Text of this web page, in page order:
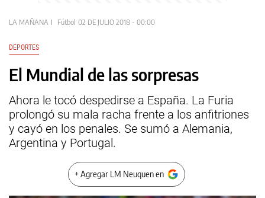
LA MAÑANA Fútbol 02 DE JULIO 2018 - 00:00
DEPORTES
El Mundial de las sorpresas
Ahora le tocó despedirse a España. La Furia
prolongó su mala racha frente a los anfitriones
y cayó en los penales. Se sumó a Alemania,
Argentina y Portugal.
+ Agregar LM Neuquen en